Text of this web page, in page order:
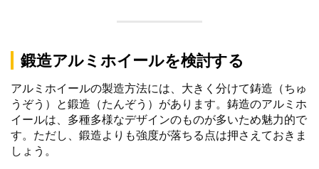
鍛造アルミホイールを検討する
アルミホイールの製造方法には、大きく分けて鋳造（ちゅ
うぞう）と鍛造（たんぞう）があります。鋳造のアルミホ
イールは、多種多様なデザインのものが多いため魅力的で
す。ただし、鍛造よりも強度が落ちる点は押さえておきま
しょう。